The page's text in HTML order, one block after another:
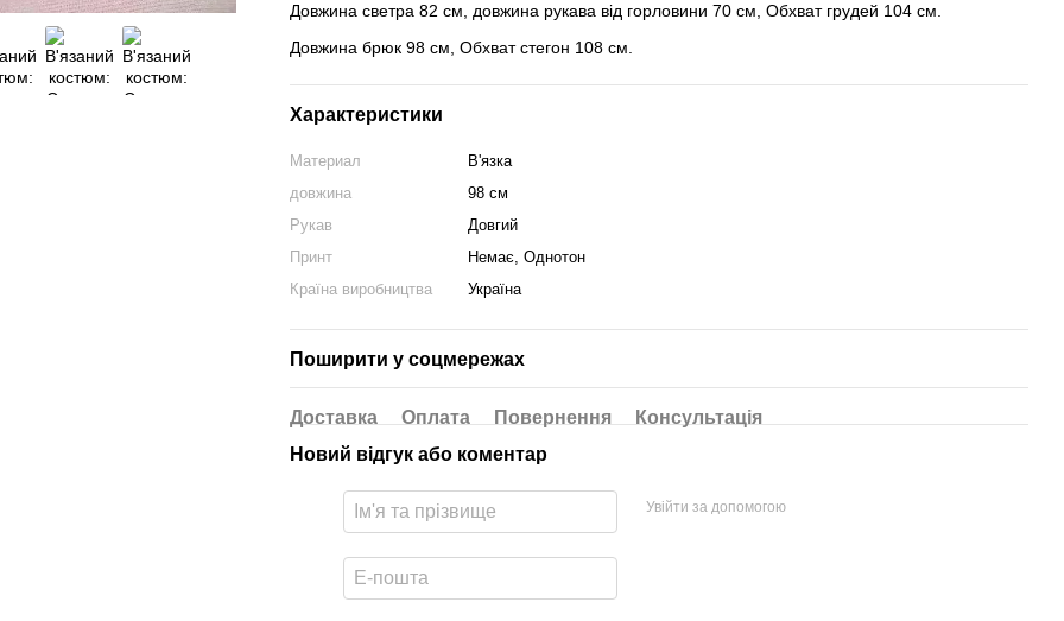
Довжина светра 82 см, довжина рукава від горловини 70 см, Обхват грудей 104 см.
Довжина брюк 98 см, Обхват стегон 108 см.
Характеристики
Материал
В'язка
довжина
98 см
Рукав
Довгий
Принт
Немає, Однотон
Країна виробництва
Україна
Поширити у соцмережах
Доставка Оплата Повернення
Консультація
Новий відгук або коментар
Увійти за допомогою